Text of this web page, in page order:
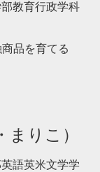
教育行政学科
品を育てる
りこ）
語英米文学学